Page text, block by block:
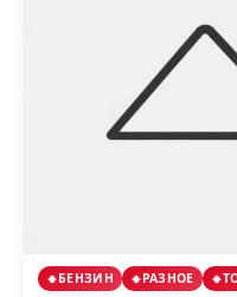
БЕНЗИН РАЗНОЕ